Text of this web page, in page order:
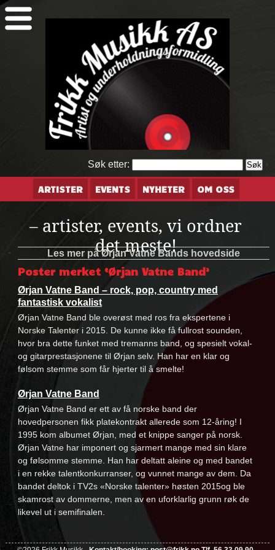
Søk etter:
ARTISTER EVENTS NYHETER OM OSS
– artister, events, vi ordner
det meste!
Les mer på Ørjan Vatne Bands hovedside
Poster merket ‘Ørjan Vatne Band’
Ørjan Vatne Band – rock, pop, country med
fantastisk vokalist
Ørjan Vatne Band ble overøst med ros fra ekspertene i
Norske Talenter i 2015. De kunne ikke få fullrost sounden,
hvor bra dette funket med tremanns band, og spesielt vokal-
og gitarprestasjonene til Ørjan selv. Han har en klar og
følsom stemme som får hjerter til å smelte!
Ørjan Vatne Band
Ørjan Vatne Band er ett av få norske band der
hovedpersonen fikk platekontrakt allerede som 12-åring! I
1995 kom albumet Ørjan, med et knippe sanger på norsk.
Ørjan Vatne har imponert og sjarmert mange med sin klare
og følsomme stemme. Han har deltatt aleine og med bandet
i en rekke talentkonkurranser, og vunnet mange av dem. Da
bandet deltok i TV2s «Norske talenter» høsten 2015og ble
skamrost av dommerne, men av en uforklarlig grunn røk de
likevel ut i semifinalen.